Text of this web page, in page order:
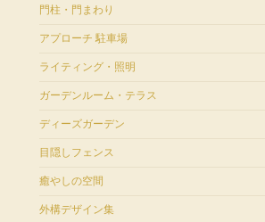
門柱・門まわり
アプローチ 駐車場
ライティング・照明
ガーデンルーム・テラス
ディーズガーデン
目隠しフェンス
癒やしの空間
外構デザイン集